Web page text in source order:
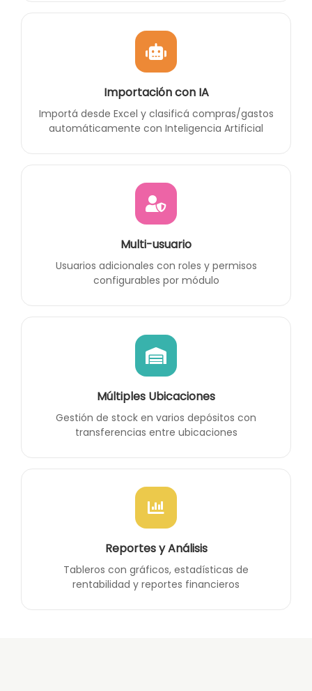
Importación con IA
Importá desde Excel y clasificá compras/gastos
automáticamente con Inteligencia Artificial
Multi-usuario
Usuarios adicionales con roles y permisos
configurables por módulo
Múltiples Ubicaciones
Gestión de stock en varios depósitos con
transferencias entre ubicaciones
Reportes y Análisis
Tableros con gráficos, estadísticas de
rentabilidad y reportes financieros